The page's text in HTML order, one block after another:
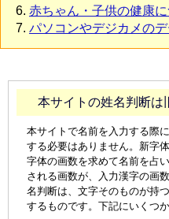
赤ちゃん・子供の健康
パソコンやデジカメの
本サイトの姓名判断は
本サイトで名前を入力する際
する必要はありません。新字
字体の画数を求めて名前を占
される画数が、入力漢字の画
名判断は、文字そのものが持
するものです。下記にいくつ